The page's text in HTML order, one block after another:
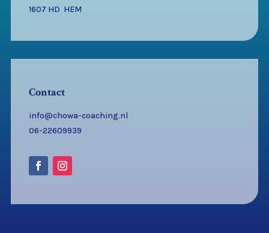
1607 HD HEM
Contact
info@chowa-coaching.nl
06-22609939